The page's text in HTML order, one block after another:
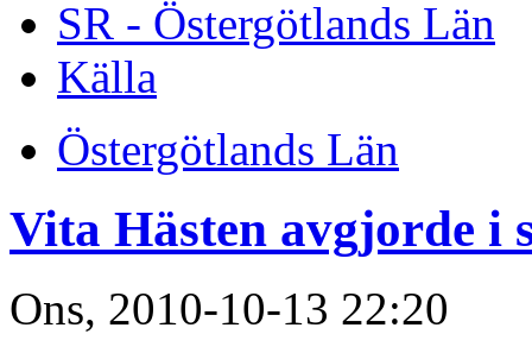
SR - Östergötlands Län
Källa
Östergötlands Län
Vita Hästen avgjorde i
Ons, 2010-10-13 22:20